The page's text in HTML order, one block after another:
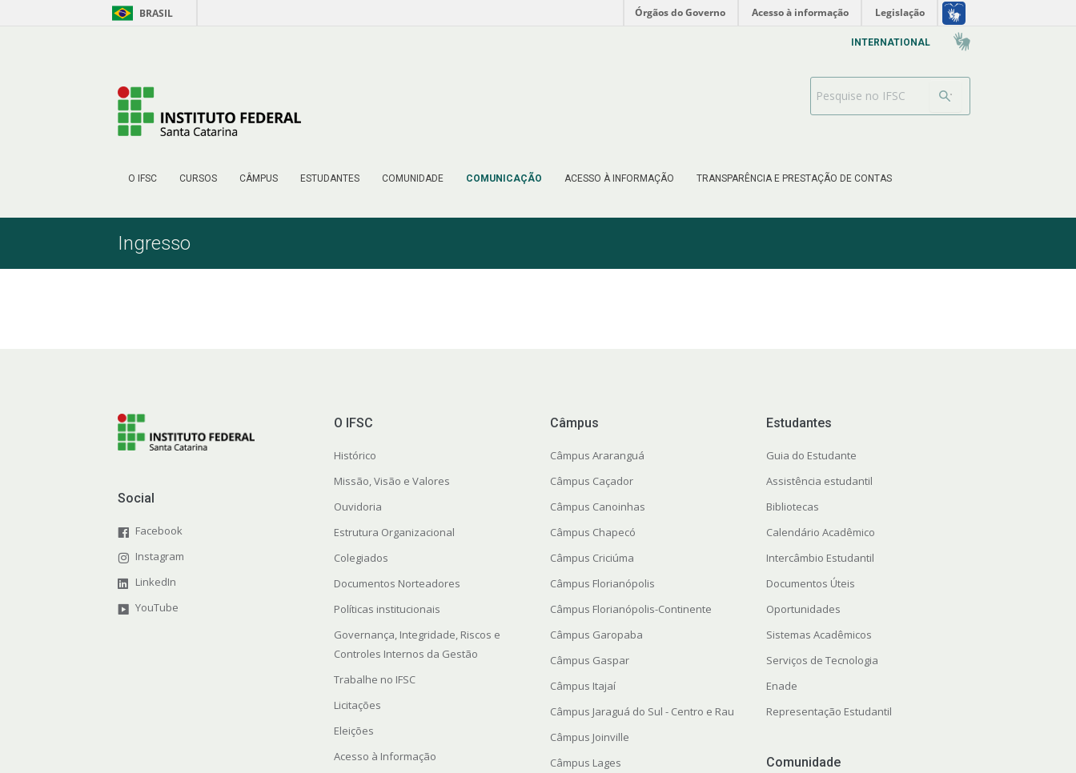
Pular para o Conteúdo BRASIL Órgãos do Governo Acesso à informação Legislação
O IFSC CURSOS CÂMPUS ESTUDANTES COMUNIDADE COMUNICAÇÃO ACESSO À INFORMAÇÃO TRANSPARÊNCIA E PRESTAÇÃO DE CONTAS
INTERNATIONAL
Barra de busca
Ingresso
Social
Facebook
Instagram
LinkedIn
YouTube
O IFSC
Histórico
Missão, Visão e Valores
Ouvidoria
Estrutura Organizacional
Colegiados
Documentos Norteadores
Políticas institucionais
Governança, Integridade, Riscos e
Controles Internos da Gestão
Trabalhe no IFSC
Licitações
Eleições
Acesso à Informação
Câmpus
Câmpus Araranguá
Câmpus Caçador
Câmpus Canoinhas
Câmpus Chapecó
Câmpus Criciúma
Câmpus Florianópolis
Câmpus Florianópolis-Continente
Câmpus Garopaba
Câmpus Gaspar
Câmpus Itajaí
Câmpus Jaraguá do Sul - Centro e Rau
Câmpus Joinville
Câmpus Lages
Estudantes
Guia do Estudante
Assistência estudantil
Bibliotecas
Calendário Acadêmico
Intercâmbio Estudantil
Documentos Úteis
Oportunidades
Sistemas Acadêmicos
Serviços de Tecnologia
Enade
Representação Estudantil
Comunidade